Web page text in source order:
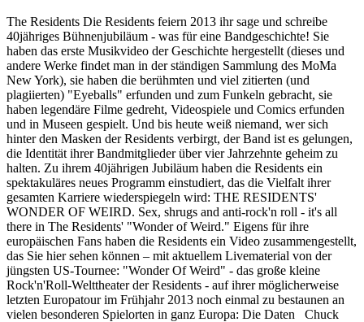
The Residents Die Residents feiern 2013 ihr sage und schreibe
40jähriges Bühnenjubiläum - was für eine Bandgeschichte! Sie
haben das erste Musikvideo der Geschichte hergestellt (dieses und
andere Werke findet man in der ständigen Sammlung des MoMa
New York), sie haben die berühmten und viel zitierten (und
plagiierten) "Eyeballs" erfunden und zum Funkeln gebracht, sie
haben legendäre Filme gedreht, Videospiele und Comics erfunden
und in Museen gespielt. Und bis heute weiß niemand, wer sich
hinter den Masken der Residents verbirgt, der Band ist es gelungen,
die Identität ihrer Bandmitglieder über vier Jahrzehnte geheim zu
halten. Zu ihrem 40jährigen Jubiläum haben die Residents ein
spektakuläres neues Programm einstudiert, das die Vielfalt ihrer
gesamten Karriere wiederspiegeln wird: THE RESIDENTS'
WONDER OF WEIRD. Sex, shrugs and anti-rock'n roll - it's all
there in The Residents' "Wonder of Weird." Eigens für ihre
europäischen Fans haben die Residents ein Video zusammengestellt,
das Sie hier sehen können – mit aktuellem Livematerial von der
jüngsten US-Tournee: "Wonder Of Weird" - das große kleine
Rock'n'Roll-Welttheater der Residents - auf ihrer möglicherweise
letzten Europatour im Frühjahr 2013 noch einmal zu bestaunen an
vielen besonderen Spielorten in ganz Europa: Die Daten Chuck